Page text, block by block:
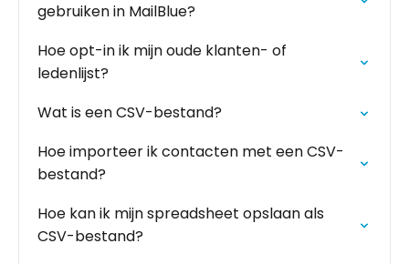
gebruiken in MailBlue?
Hoe opt-in ik mijn oude klanten- of
ledenlijst?
Wat is een CSV-bestand?
Hoe importeer ik contacten met een CSV-
bestand?
Hoe kan ik mijn spreadsheet opslaan als
CSV-bestand?